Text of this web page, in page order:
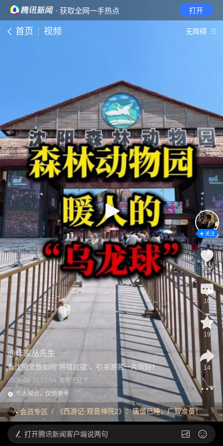
· 获取全网一手热点 打开
首页 视频 无障碍
@作家丛先生
看沈阳文旅如何“将错就错”，引来游客一片叫好！
2026-06-01 21:54 发布于辽宁
个人观点，仅供参考
会员专区 《西游记·观音禅院2》：唐僧已睡，广智准备！
关注
159
10
19
14
打开腾讯新闻客户端说两句